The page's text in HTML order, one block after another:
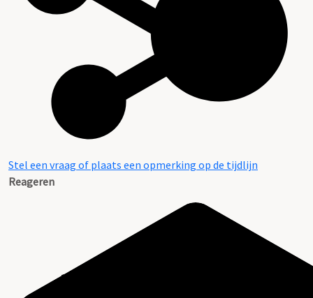
Stel een vraag of plaats een opmerking op de tijdlijn
Reageren